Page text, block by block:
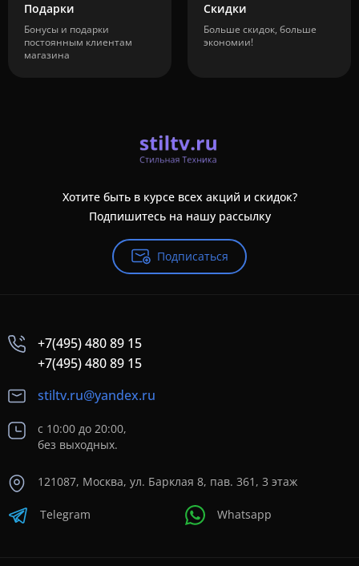
Подарки
Бонусы и подарки
постоянным клиентам
магазина
Скидки
Больше скидок, больше
экономии!
Хотите быть в курсе всех акций и скидок?
Подпишитесь на нашу рассылку
Подписаться
+7(495) 480 89 15
+7(495) 480 89 15
stiltv.ru@yandex.ru
с 10:00 до 20:00,
без выходных.
121087, Москва, ул. Барклая 8, пав. 361, 3 этаж
Telegram Whatsapp